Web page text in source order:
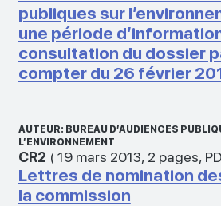
publiques sur
une période
consultation du dossier
compter du 26 février
AUTEUR: BUREAU D’AUDIENCES
L’ENVIRONNEMENT
CR2 (19 mars 2013, 2 pages,
Lettres de nomination
la commission